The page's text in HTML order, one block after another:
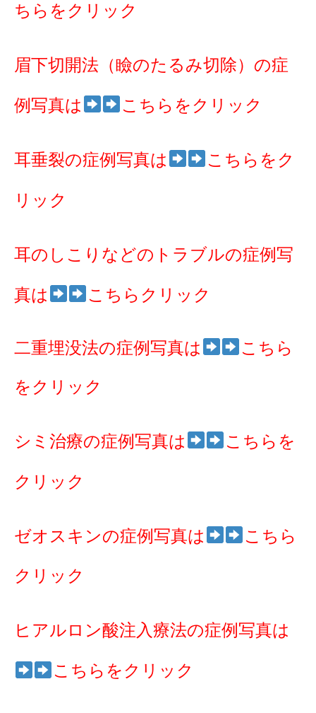
ちらをクリック
眉下切開法（瞼のたるみ切除）の症
例写真は こちらをクリック
耳垂裂の症例写真は こちらをク
リック
耳のしこりなどのトラブルの症例写
真は こちらクリック
二重埋没法の症例写真は こちら
をクリック
シミ治療の症例写真は こちらを
クリック
ゼオスキンの症例写真は こちら
クリック
ヒアルロン酸注入療法の症例写真は
こちらをクリック